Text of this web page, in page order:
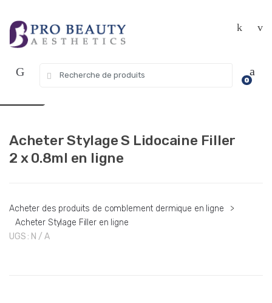
navigation
content
for:
0
Acheter Stylage S Lidocaine Filler
2 x 0.8ml en ligne
Acheter des produits de comblement dermique en ligne
>
Acheter Stylage Filler en ligne
UGS : N / A
Coupon Code "WELCOME10"
Got it!
USD $